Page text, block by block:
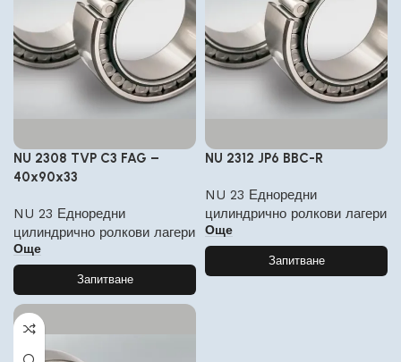
NU 2308 TVP C3 FAG –
40x90x33
NU 23 Едноредни
цилиндрично ролкови лагери
Още
Запитване
NU 2312 JP6 BBC-R
NU 23 Едноредни
цилиндрично ролкови лагери
Още
Запитване